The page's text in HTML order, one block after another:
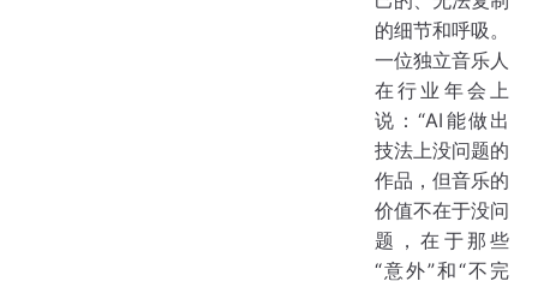
的细节和呼吸。
一位独立音乐人
在行业年会上
说：“AI能做出
技法上没问题的
作品，但音乐的
价值不在于没问
题，在于那些
“意外”和“不完